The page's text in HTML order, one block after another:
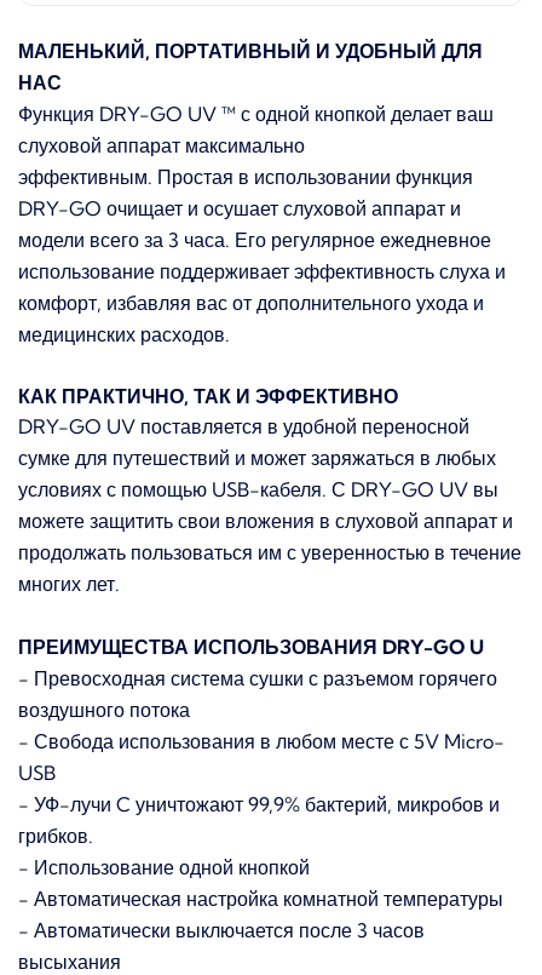
МАЛЕНЬКИЙ, ПОРТАТИВНЫЙ И УДОБНЫЙ ДЛЯ
НАС
Функция DRY-GO UV ™ с одной кнопкой делает ваш
слуховой аппарат максимально
эффективным. Простая в использовании функция
DRY-GO очищает и осушает слуховой аппарат и
модели всего за 3 часа. Его регулярное ежедневное
использование поддерживает эффективность слуха и
комфорт, избавляя вас от дополнительного ухода и
медицинских расходов.
КАК ПРАКТИЧНО, ТАК И ЭФФЕКТИВНО
DRY-GO UV поставляется в удобной переносной
сумке для путешествий и может заряжаться в любых
условиях с помощью USB-кабеля. С DRY-GO UV вы
можете защитить свои вложения в слуховой аппарат и
продолжать пользоваться им с уверенностью в течение
многих лет.
ПРЕИМУЩЕСТВА ИСПОЛЬЗОВАНИЯ DRY-GO U
- Превосходная система сушки с разъемом горячего
воздушного потока
- Свобода использования в любом месте с 5V Micro-
USB
- УФ-лучи C уничтожают 99,9% бактерий, микробов и
грибков.
- Использование одной кнопкой
- Автоматическая настройка комнатной температуры
- Автоматически выключается после 3 часов
высыхания